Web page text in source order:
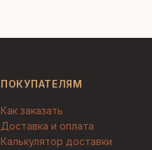
ПОКУПАТЕЛЯМ
Как заказать
Доставка и оплата
Калькулятор доставки